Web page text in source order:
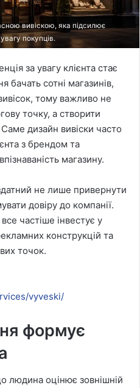
вивіскою, яка підсилює
покупців.
за увагу клієнта стає
сотні магазинів,
тому важливо не
точку, а створити
дизайн вивіски часто
з брендом та
магазину.
не лише привернути
довіру до компанії.
частіше інвестує у
конструкцій та
точок.
vyveski/
формує
людина оцінює зовнішній